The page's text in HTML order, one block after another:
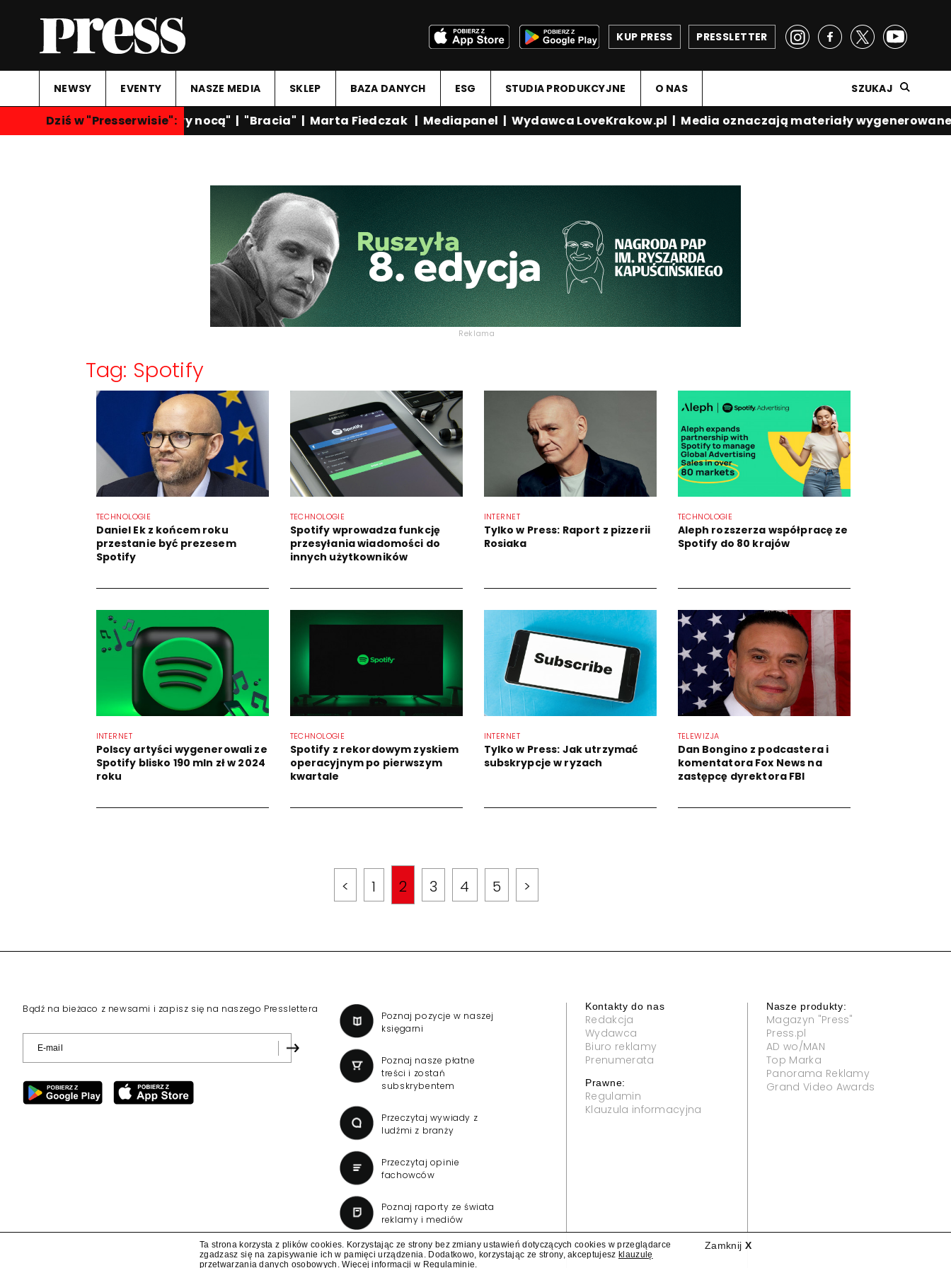
PRESSLETTER
KUP PRESS
NEWSY EVENTY NASZE MEDIA SKLEP BAZA DANYCH ESG STUDIA PRODUKCYJNE O NAS SZUKAJ
Dziś w "Presserwisie":
"Rozmowy nocą"| "Bracia"| Marta Fiedczak Mediapanel| Wydawca LoveKrakow.pl| Media oznaczają materiały wygenerowane
Reklama
Tag: Spotify
TECHNOLOGIE
Daniel Ek z końcem roku
przestanie być prezesem
Spotify
TECHNOLOGIE
Spotify wprowadza funkcję
przesyłania wiadomości do
innych użytkowników
INTERNET
Tylko w Press: Raport z pizzerii
Rosiaka
TECHNOLOGIE
Aleph rozszerza współpracę ze
Spotify do 80 krajów
INTERNET
Polscy artyści wygenerowali ze
Spotify blisko 190 mln zł w 2024
roku
TECHNOLOGIE
Spotify z rekordowym zyskiem
operacyjnym po pierwszym
kwartale
INTERNET
Tylko w Press: Jak utrzymać
subskrypcje w ryzach
TELEWIZJA
Dan Bongino z podcastera i
komentatora Fox News na
zastępcę dyrektora FBI
< 1 2 3 4 5 >
Bądź na bieżaco z newsami i zapisz się na naszego Presslettera
Poznaj pozycje w naszej
księgarni
Poznaj nasze płatne
treści i zostań
subskrybentem
Przeczytaj wywiady z
ludźmi z branży
Przeczytaj opinie
fachowców
Poznaj raporty ze świata
reklamy i mediów
Kontakty do nas
Redakcja
Wydawca
Biuro reklamy
Prenumerata
Prawne:
Regulamin
Klauzula informacyjna
Nasze produkty:
Magazyn "Press"
Press.pl
AD wo/MAN
Top Marka
Panorama Reklamy
Grand Video Awards
Zamknij X
Ta strona korzysta z plików cookies. Korzystając ze strony bez zmiany ustawień dotyczących cookies w przeglądarce
zgadzasz się na zapisywanie ich w pamięci urządzenia. Dodatkowo, korzystając ze strony, akceptujesz klauzulę
przetwarzania danych osobowych . Więcej informacji w Regulaminie.